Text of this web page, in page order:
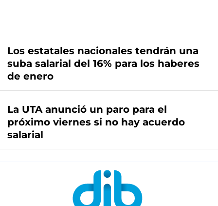
Los estatales nacionales tendrán una
suba salarial del 16% para los haberes
de enero
La UTA anunció un paro para el
próximo viernes si no hay acuerdo
salarial